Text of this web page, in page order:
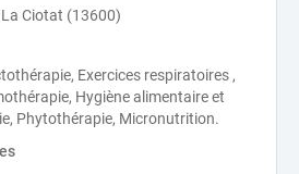
Ciotat (13600)
Exercices respiratoires ,
Hygiène alimentaire et
Phytothérapie, Micronutrition.